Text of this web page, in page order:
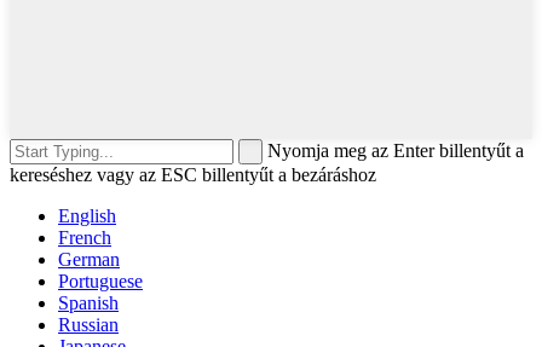
Nyomja meg az Enter billentyűt a
kereséshez vagy az ESC billentyűt a bezáráshoz
English
French
German
Portuguese
Spanish
Russian